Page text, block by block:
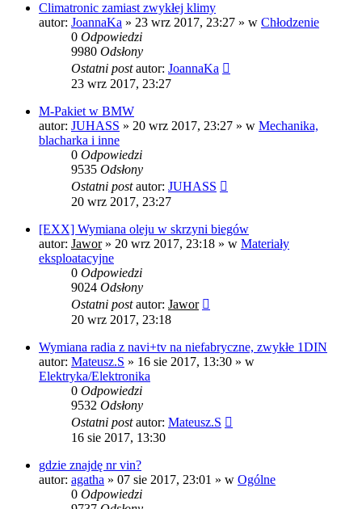
Climatronic zamiast zwykłej klimy
autor: JoannaKa » 23 wrz 2017, 23:27 » w Chłodzenie
0 Odpowiedzi
9980 Odsłony
Ostatni postautor: JoannaKa
23 wrz 2017, 23:27
M-Pakiet w BMW
autor: JUHASS » 20 wrz 2017, 23:27 » w Mechanika,
blacharka i inne
0 Odpowiedzi
9535 Odsłony
Ostatni postautor: JUHASS
20 wrz 2017, 23:27
[EXX] Wymiana oleju w skrzyni biegów
autor: Jawor» 20 wrz 2017, 23:18 » w Materiały
eksploatacyjne
0 Odpowiedzi
9024 Odsłony
Ostatni postautor: Jawor
20 wrz 2017, 23:18
Wymiana radia z navi+tv na niefabryczne, zwykłe 1DIN
autor: Mateusz.S » 16 sie 2017, 13:30 » w
Elektryka/Elektronika
0 Odpowiedzi
9532 Odsłony
Ostatni postautor: Mateusz.S
16 sie 2017, 13:30
gdzie znajdę nr vin?
autor: agatha » 07 sie 2017, 23:01 » w Ogólne
0 Odpowiedzi